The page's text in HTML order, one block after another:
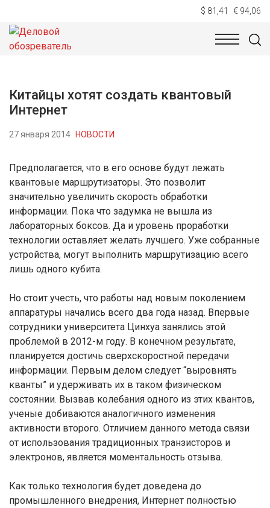
$ 81,41 € 94,06
НОВОСТИ
Китайцы хотят создать квантовый
Интернет
27 января 2014 НОВОСТИ
Предполагается, что в его основе будут лежать
квантовые маршрутизаторы. Это позволит
значительно увеличить скорость обработки
информации. Пока что задумка не вышла из
лабораторных боксов. Да и уровень проработки
технологии оставляет желать лучшего. Уже собранные
устройства, могут выполнить маршрутизацию всего
лишь одного кубита.
Но стоит учесть, что работы над новым поколением
аппаратуры начались всего два года назад. Впервые
сотрудники университета Цинхуа занялись этой
проблемой в 2012-м году. В конечном результате,
планируется достичь сверхскоростной передачи
информации. Первым делом следует “выровнять
кванты” и удерживать их в таком физическом
состоянии. Вызвав колебания одного из этих квантов,
ученые добиваются аналогичного изменения
активности второго. Отличием данного метода связи
от использования традиционных транзисторов и
электронов, является моментальность отзыва.
Как только технология будет доведена до
промышленного внедрения, Интернет полностью